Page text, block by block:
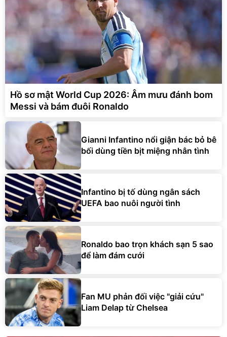
Hồ sơ mật World Cup 2026: Âm mưu đánh bom
Messi và bám đuôi Ronaldo
Gianni Infantino nổi giận bác bỏ bê
bối dùng tiền bịt miệng nhân tình
Infantino bị tố dùng ngân sách
UEFA bao nuôi người tình
Ronaldo bao trọn khách sạn 5 sao
để làm đám cưới
Fan MU phản đối việc "giải cứu"
Liam Delap từ Chelsea